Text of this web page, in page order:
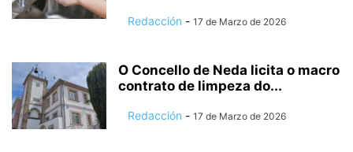
Redacción - 17 de Marzo de 2026
O Concello de Neda licita o macro
contrato de limpeza do...
Redacción - 17 de Marzo de 2026